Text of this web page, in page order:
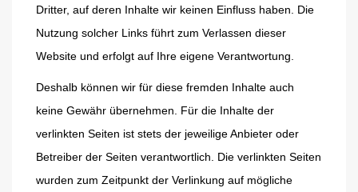
Dritter, auf deren Inhalte wir keinen Einfluss haben. Die
Nutzung solcher Links führt zum Verlassen dieser
Website und erfolgt auf Ihre eigene Verantwortung.
Deshalb können wir für diese fremden Inhalte auch
keine Gewähr übernehmen. Für die Inhalte der
verlinkten Seiten ist stets der jeweilige Anbieter oder
Betreiber der Seiten verantwortlich. Die verlinkten Seiten
wurden zum Zeitpunkt der Verlinkung auf mögliche